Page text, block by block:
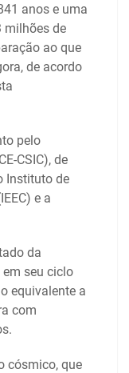
anos e uma
milhões de
ao que
de acordo
pelo
CSIC), de
Instituto de
e a
da
seu ciclo
equivalente a
com
cósmico, que